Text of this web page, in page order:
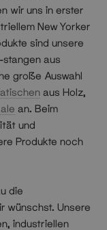
wir uns in erster
New Yorker
sind unsere
stangen aus
große Auswahl
aus Holz,
an. Beim
und
Produkte noch
die
wünschst. Unsere
industriellen